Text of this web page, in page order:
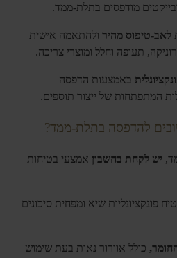
מודפסים בתלת-ממד.
לאב-טיפוס מהיר ולהתאמה אישית
תעופה וחלל ומוצרי צריכה.
באמצעות הדפסה
המתפתחות של ייצור תוספים.
להדפסה בתלת-ממד?
יש לקחת בחשבון אמצעי בטיחות
פונקציונליות שיא ומפחית סיכונים
כולל אוורור נאות בעת שימוש